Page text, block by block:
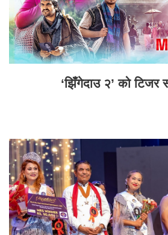
‘झिँगेदाउ २’ को टिजर